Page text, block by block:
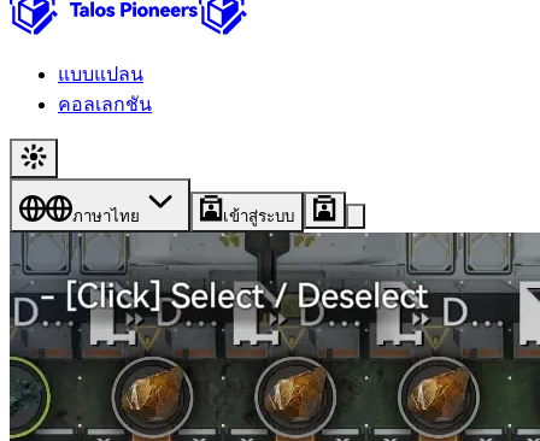
แบบแปลน
คอลเลกชัน
ภาษาไทย เข้าสู่ระบบ